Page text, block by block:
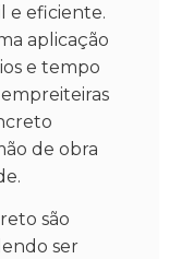
e eficiente.
aplicação
e tempo
de obra
são
ser